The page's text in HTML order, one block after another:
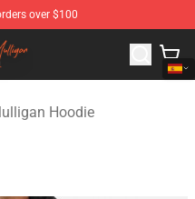
over $100
Hot Mulligan Merchandise
Hoodie